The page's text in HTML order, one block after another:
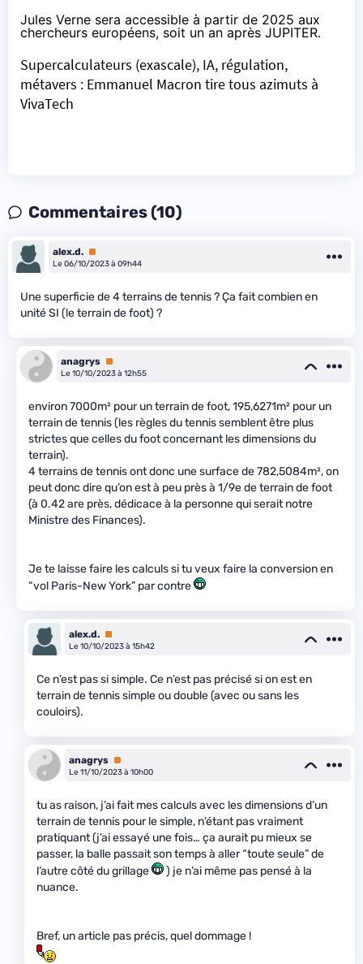
Jules Verne sera accessible à partir de 2025 aux
chercheurs européens, soit un an après JUPITER.
Supercalculateurs (exascale), IA, régulation,
métavers : Emmanuel Macron tire tous azimuts à
VivaTech
Commentaires (10)
alex.d. Premium
Le 06/10/2023 à 09h44
Une superficie de 4 terrains de tennis ? Ça fait combien en
unité SI (le terrain de foot) ?
anagrys Premium
Le 10/10/2023 à 12h55
environ 7000m² pour un terrain de foot, 195,6271m² pour un
terrain de tennis (les règles du tennis semblent être plus
strictes que celles du foot concernant les dimensions du
terrain).
4 terrains de tennis ont donc une surface de 782,5084m², on
peut donc dire qu’on est à peu près à 1/9e de terrain de foot
(à 0.42 are près, dédicace à la personne qui serait notre
Ministre des Finances).
Je te laisse faire les calculs si tu veux faire la conversion en
“vol Paris-New York” par contre
alex.d. Premium
Le 10/10/2023 à 15h42
Ce n’est pas si simple. Ce n’est pas précisé si on est en
terrain de tennis simple ou double (avec ou sans les
couloirs).
anagrys Premium
Le 11/10/2023 à 10h00
tu as raison, j’ai fait mes calculs avec les dimensions d’un
terrain de tennis pour le simple, n’étant pas vraiment
pratiquant (j’ai essayé une fois… ça aurait pu mieux se
passer, la balle passait son temps à aller “toute seule” de
l’autre côté du grillage
) je n’ai même pas pensé à la
nuance.
Bref, un article pas précis, quel dommage !